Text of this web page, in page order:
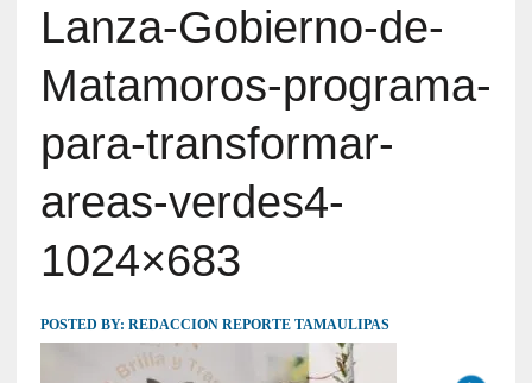
Lanza-Gobierno-de-
Matamoros-programa-
para-transformar-
areas-verdes4-
1024×683
POSTED BY: REDACCION REPORTE TAMAULIPAS